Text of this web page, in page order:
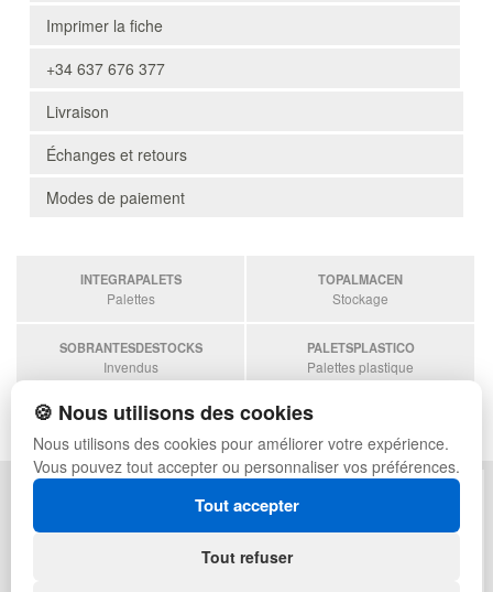
Imprimer la fiche
+34 637 676 377
Livraison
Échanges et retours
Modes de paiement
INTEGRAPALETS
Palettes
TOPALMACEN
Stockage
SOBRANTESDESTOCKS
Invendus
PALETSPLASTICO
Palettes plastique
ESTANTERIASKIT
Estanterias
POLITIQUE DE CONFIDENTIALITÉ
PLAN DU SITE
🍪 Nous utilisons des cookies
Nous utilisons des cookies pour améliorer votre expérience.
Vous pouvez tout accepter ou personnaliser vos préférences.
Tout accepter
Tout refuser